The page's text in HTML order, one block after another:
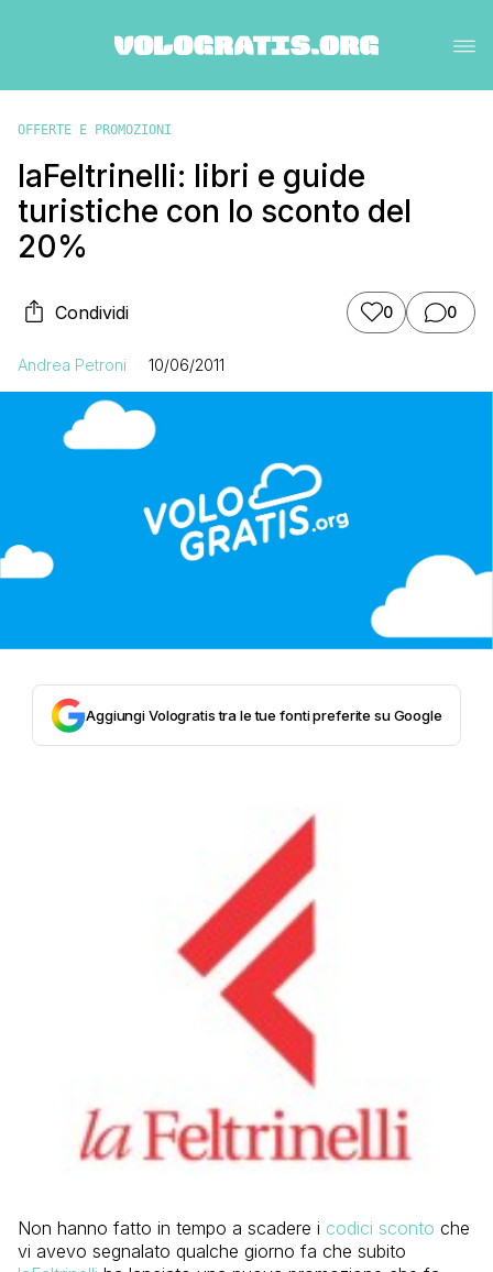
OFFERTE E PROMOZIONI
laFeltrinelli: libri e guide
turistiche con lo sconto del
20%
Condividi 0 0
Andrea Petroni 10/06/2011
Aggiungi Vologratis tra le tue fonti preferite su Google
Non hanno fatto in tempo a scadere i codici sconto che
vi avevo segnalato qualche giorno fa che subito